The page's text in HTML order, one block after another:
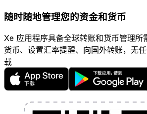
随时随地管理您的资金和货币
Xe 应用程序具备全球转账和货币管理所
货币、设置汇率提醒、向国外转账，无
载